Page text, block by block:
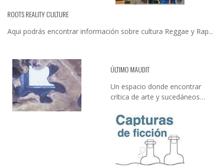
ROOTS REALITY CULTURE
Aqui podrás encontrar información sobre cultura Reggae y Rap...
ÚLTIMO MAUDIT
Un espacio donde encontrar
crítica de arte y sucedáneos…